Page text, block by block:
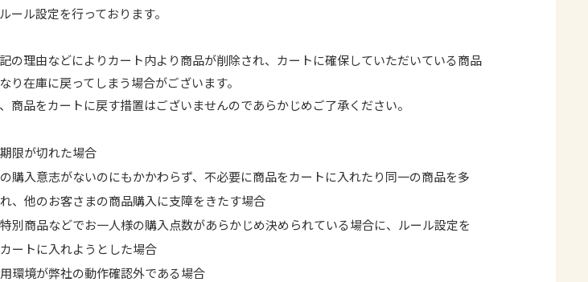
ール設定を行っております。
の理由などによりカート内より商品が削除され、カートに確保していただいている商品
り在庫に戻ってしまう場合がございます。
商品をカートに戻す措置はございませんのであらかじめご了承ください。
限が切れた場合
購入意志がないのにもかかわらず、不必要に商品をカートに入れたり同一の商品を多
、他のお客さまの商品購入に支障をきたす場合
別商品などでお一人様の購入点数があらかじめ決められている場合に、ルール設定を
ートに入れようとした場合
環境が弊社の動作確認外である場合